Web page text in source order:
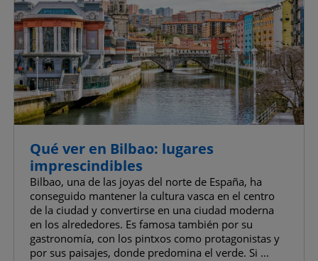
Qué ver en Bilbao: lugares
imprescindibles
Bilbao, una de las joyas del norte de España, ha
conseguido mantener la cultura vasca en el centro
de la ciudad y convertirse en una ciudad moderna
en los alrededores. Es famosa también por su
gastronomía, con los pintxos como protagonistas y
por sus paisajes, donde predomina el verde. Si ...